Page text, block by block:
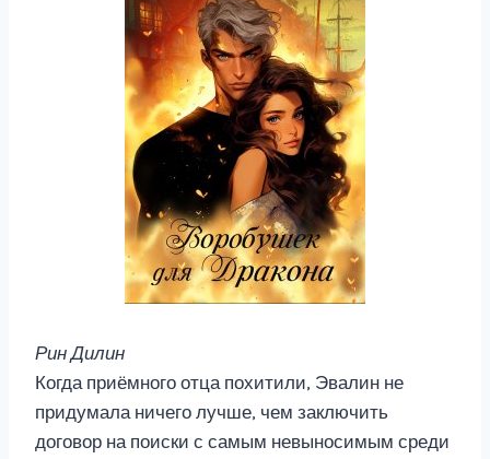
Рин Дилин
Когда приёмного отца похитили, Эвалин не
придумала ничего лучше, чем заключить
договор на поиски с самым невыносимым среди